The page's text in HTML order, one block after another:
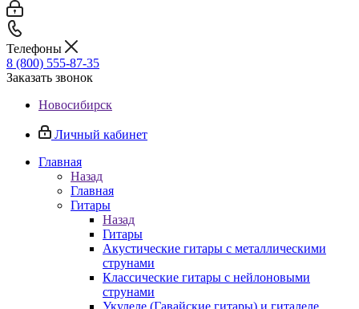
Телефоны
8 (800) 555-87-35
Заказать звонок
Новосибирск
Личный кабинет
Главная
Назад
Главная
Гитары
Назад
Гитары
Акустические гитары с металлическими
струнами
Классические гитары с нейлоновыми
струнами
Укулеле (Гавайские гитары) и гиталеле